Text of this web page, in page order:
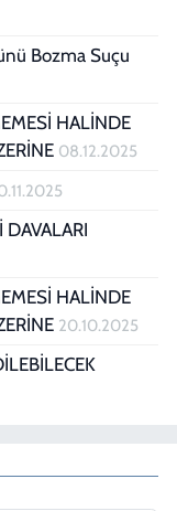
Bozma Suçu
HALİNDE
08.12.2025
HALİNDE
20.10.2025